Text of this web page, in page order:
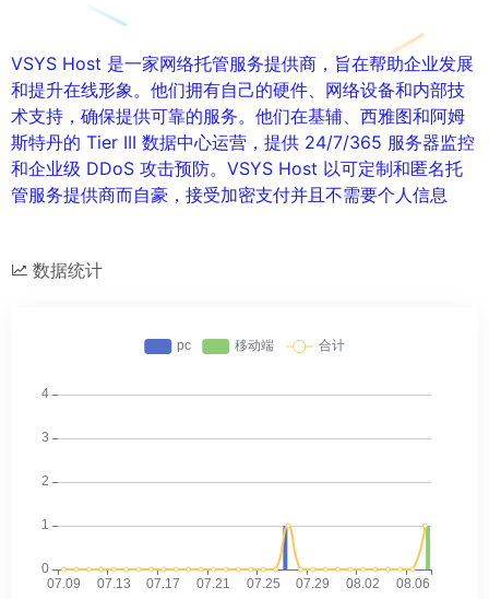
VSYS Host 是一家网络托管服务提供商，旨在帮助企业发展
和提升在线形象。他们拥有自己的硬件、网络设备和内部技
术支持，确保提供可靠的服务。他们在基辅、西雅图和阿姆
斯特丹的 Tier III 数据中心运营，提供 24/7/365 服务器监控
和企业级 DDoS 攻击预防。VSYS Host 以可定制和匿名托
管服务提供商而自豪，接受加密支付并且不需要个人信息
数据统计